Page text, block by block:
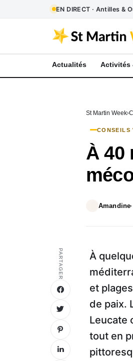
EN DIRECT · Antilles &
Actualités Activités
St Martin Week
CONSEILS
À 40
Amandine
PARTAGER
À
et
de paix.
Leucate
tout en